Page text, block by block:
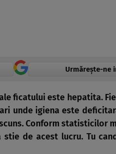
Urmărește-ne
ficatului este hepatita.
unde igiena este
Conform statisticilor
stie de acest lucru. Tu